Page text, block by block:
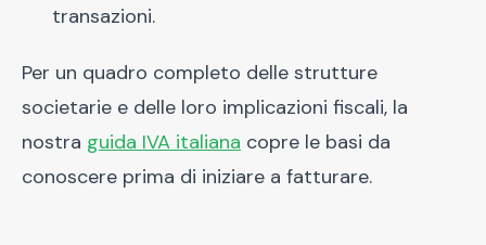
transazioni.
Per un quadro completo delle strutture
societarie e delle loro implicazioni fiscali, la
nostra guida IVA italiana copre le basi da
conoscere prima di iniziare a fatturare.